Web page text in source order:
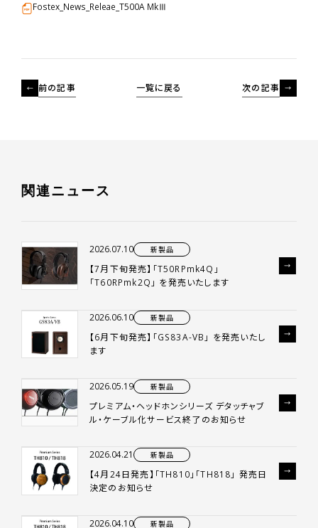
Fostex_News_Releae_T500A MkⅢ
前の記事 一覧に戻る 次の記事
関連ニュース
2026.07.10 新製品
【7月下旬発売】「T50RPmk4Q」
「T60RPmk2Q」 を発売いたします
2026.06.10 新製品
【6月下旬発売】「GS83A-VB」 を発売いたし
ます
2026.05.19 新製品
プレミアム・ヘッドホンシリーズ デタッチャブ
ル・ケーブル化サービス終了のお知らせ
2026.04.21 新製品
【4月24日発売】「TH810」「TH818」 発売日
決定のお知らせ
2026.04.10 新製品